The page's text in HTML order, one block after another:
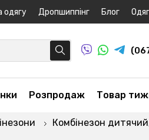
одягу Дропшиппінг Блог
Розпродаж Товар
Комбінезон